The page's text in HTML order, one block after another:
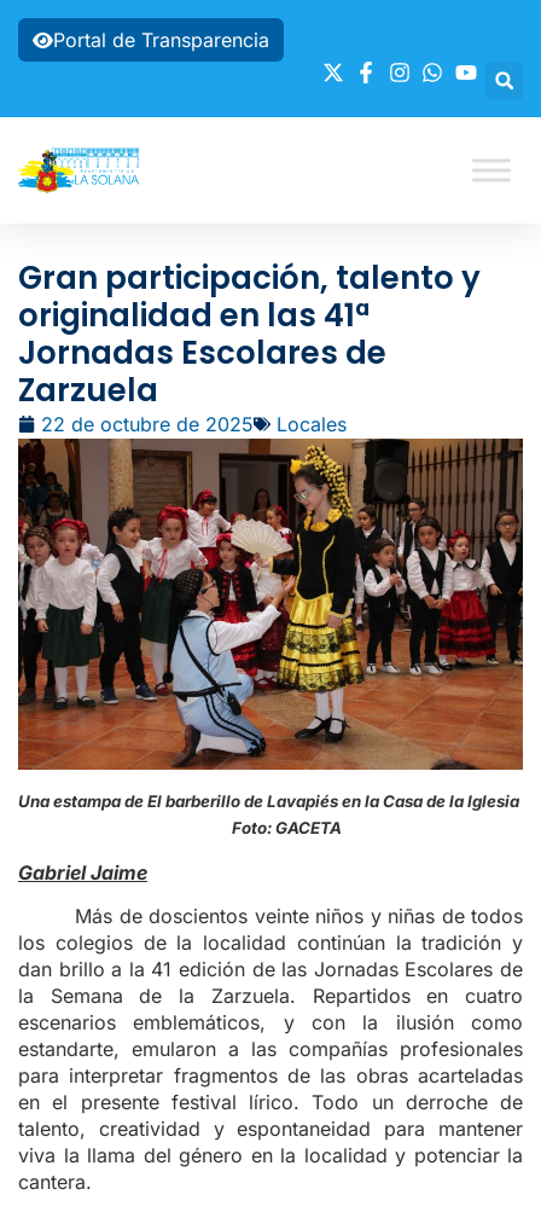
Portal de Transparencia
Gran participación, talento y
originalidad en las 41ª
Jornadas Escolares de
Zarzuela
22 de octubre de 2025 Locales
Una estampa de El barberillo de Lavapiés en la Casa de la Iglesia
Foto: GACETA
Gabriel Jaime
Más de doscientos veinte niños y niñas de todos
los colegios de la localidad continúan la tradición y
dan brillo a la 41 edición de las Jornadas Escolares de
la Semana de la Zarzuela. Repartidos en cuatro
escenarios emblemáticos, y con la ilusión como
estandarte, emularon a las compañías profesionales
para interpretar fragmentos de las obras acarteladas
en el presente festival lírico. Todo un derroche de
talento, creatividad y espontaneidad para mantener
viva la llama del género en la localidad y potenciar la
cantera.